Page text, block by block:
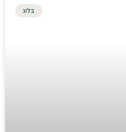
בלוג